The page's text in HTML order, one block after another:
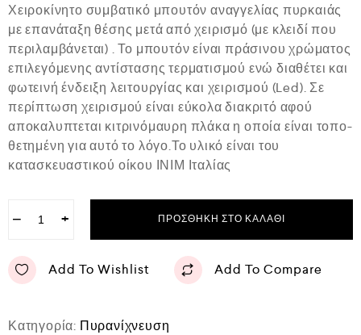
γ
ή
θ
η
κ
ε
μ
ε
α
π
ό
5
Χειροκίνητο συμβατικό μπουτόν αναγγελίας πυρκαιάς
με επανάταξη θέσης μετά από χειρισμό (με κλειδί που
περιλαμβάνεται) . Το μπουτόν είναι πράσινου χρώματος
επιλεγόμενης αντίστασης τερματισμού ενώ διαθέτει και
φωτεινή ένδειξη λειτουργίας και χειρισμού (Led). Σε
περίπτωση χειρισμού είναι εύκολα διακριτό αφού
αποκαλυπτεται κιτρινόμαυρη πλάκα η οποία είναι τοπο-
θετημένη για αυτό το λόγο.Το υλικό είναι του
κατασκευαστικού οίκου ΙΝΙΜ Ιταλίας
− + ΠΡΟΣΘΉΚΗ ΣΤΟ ΚΑΛΆΘΙ
Add To Wishlist Add To Compare
Κατηγορία: Πυρανίχνευση